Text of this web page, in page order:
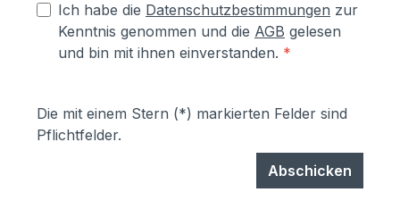
Ich habe die Datenschutzbestimmungen zur
Kenntnis genommen und die AGB gelesen
und bin mit ihnen einverstanden. *
Die mit einem Stern (*) markierten Felder sind
Pflichtfelder.
Abschicken